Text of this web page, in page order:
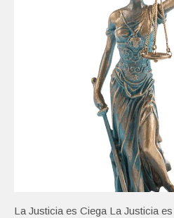
La Justicia es Ciega La Justicia